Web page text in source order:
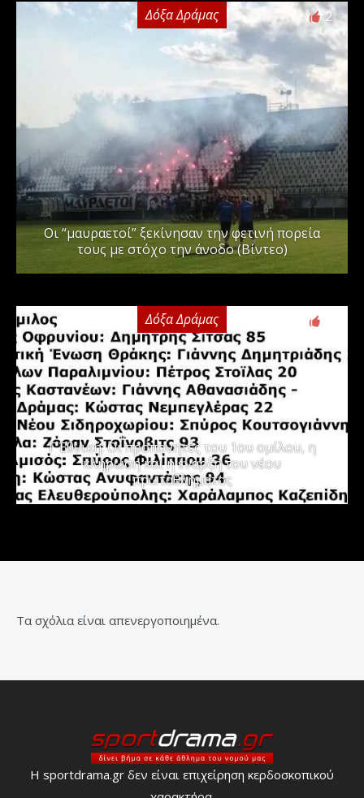
Δόξα Δράμας 2
Οι “μαυραετοί” ξεκίνησαν την φετινή πορεία
τους με στόχο την άνοδο (Βίντεο)
Δόξα Δράμας
Γ΄ Εθνική: Οι προπονητές του 1ου ομίλου, η
κλήρωση και η έναρξη του νέου
πρωταθλήματος
Τα σχόλια είναι απενεργοποιημένα.
Η sportdrama.gr δεν είναι επιχείρηση κερδοσκοπικού